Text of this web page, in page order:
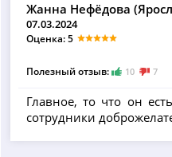
Жанна Нефёдова
07.03.2024
Оценка: 5
Полезный отзыв: 10 7
Главное, то что он
сотрудники